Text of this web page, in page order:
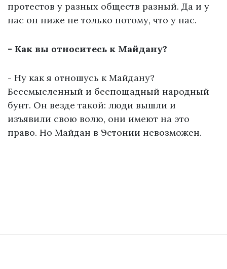
протестов у разных обществ разный. Да и у
нас он ниже не только потому, что у нас.
- Как вы относитесь к Майдану?
- Ну как я отношусь к Майдану?
Бессмысленный и беспощадный народный
бунт. Он везде такой: люди вышли и
изъявили свою волю, они имеют на это
право. Но Майдан в Эстонии невозможен.